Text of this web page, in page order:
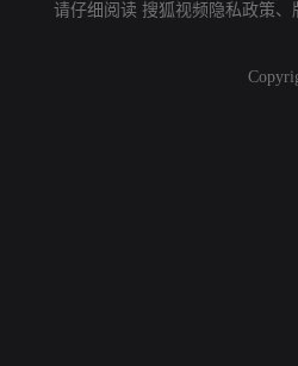
请仔细阅读 搜狐视频隐私政策、